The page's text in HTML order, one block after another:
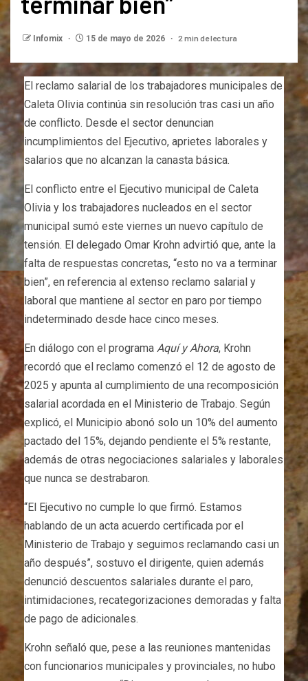
Infomix 15 de mayo de 2026 2 min de lectura
El reclamo salarial de los trabajadores municipales de
Caleta Olivia continúa sin resolución tras casi un año
de conflicto. Desde el sector denuncian
incumplimientos del Ejecutivo, aprietes laborales y
salarios que no alcanzan la canasta básica.
El conflicto entre el Ejecutivo municipal de Caleta
Olivia y los trabajadores nucleados en el sector
municipal sumó este viernes un nuevo capítulo de
tensión. El delegado Omar Krohn advirtió que, ante la
falta de respuestas concretas, “esto no va a terminar
bien”, en referencia al extenso reclamo salarial y
laboral que mantiene al sector en paro por tiempo
indeterminado desde hace cinco meses.
En diálogo con el programa Aquí y Ahora, Krohn
recordó que el reclamo comenzó el 12 de agosto de
2025 y apunta al cumplimiento de una recomposición
salarial acordada en el Ministerio de Trabajo. Según
explicó, el Municipio abonó solo un 10% del aumento
pactado del 15%, dejando pendiente el 5% restante,
además de otras negociaciones salariales y laborales
que nunca se destrabaron.
“El Ejecutivo no cumple lo que firmó. Estamos
hablando de un acta acuerdo certificada por el
Ministerio de Trabajo y seguimos reclamando casi un
año después”, sostuvo el dirigente, quien además
denunció descuentos salariales durante el paro,
intimidaciones, recategorizaciones demoradas y falta
de pago de adicionales.
Krohn señaló que, pese a las reuniones mantenidas
con funcionarios municipales y provinciales, no hubo